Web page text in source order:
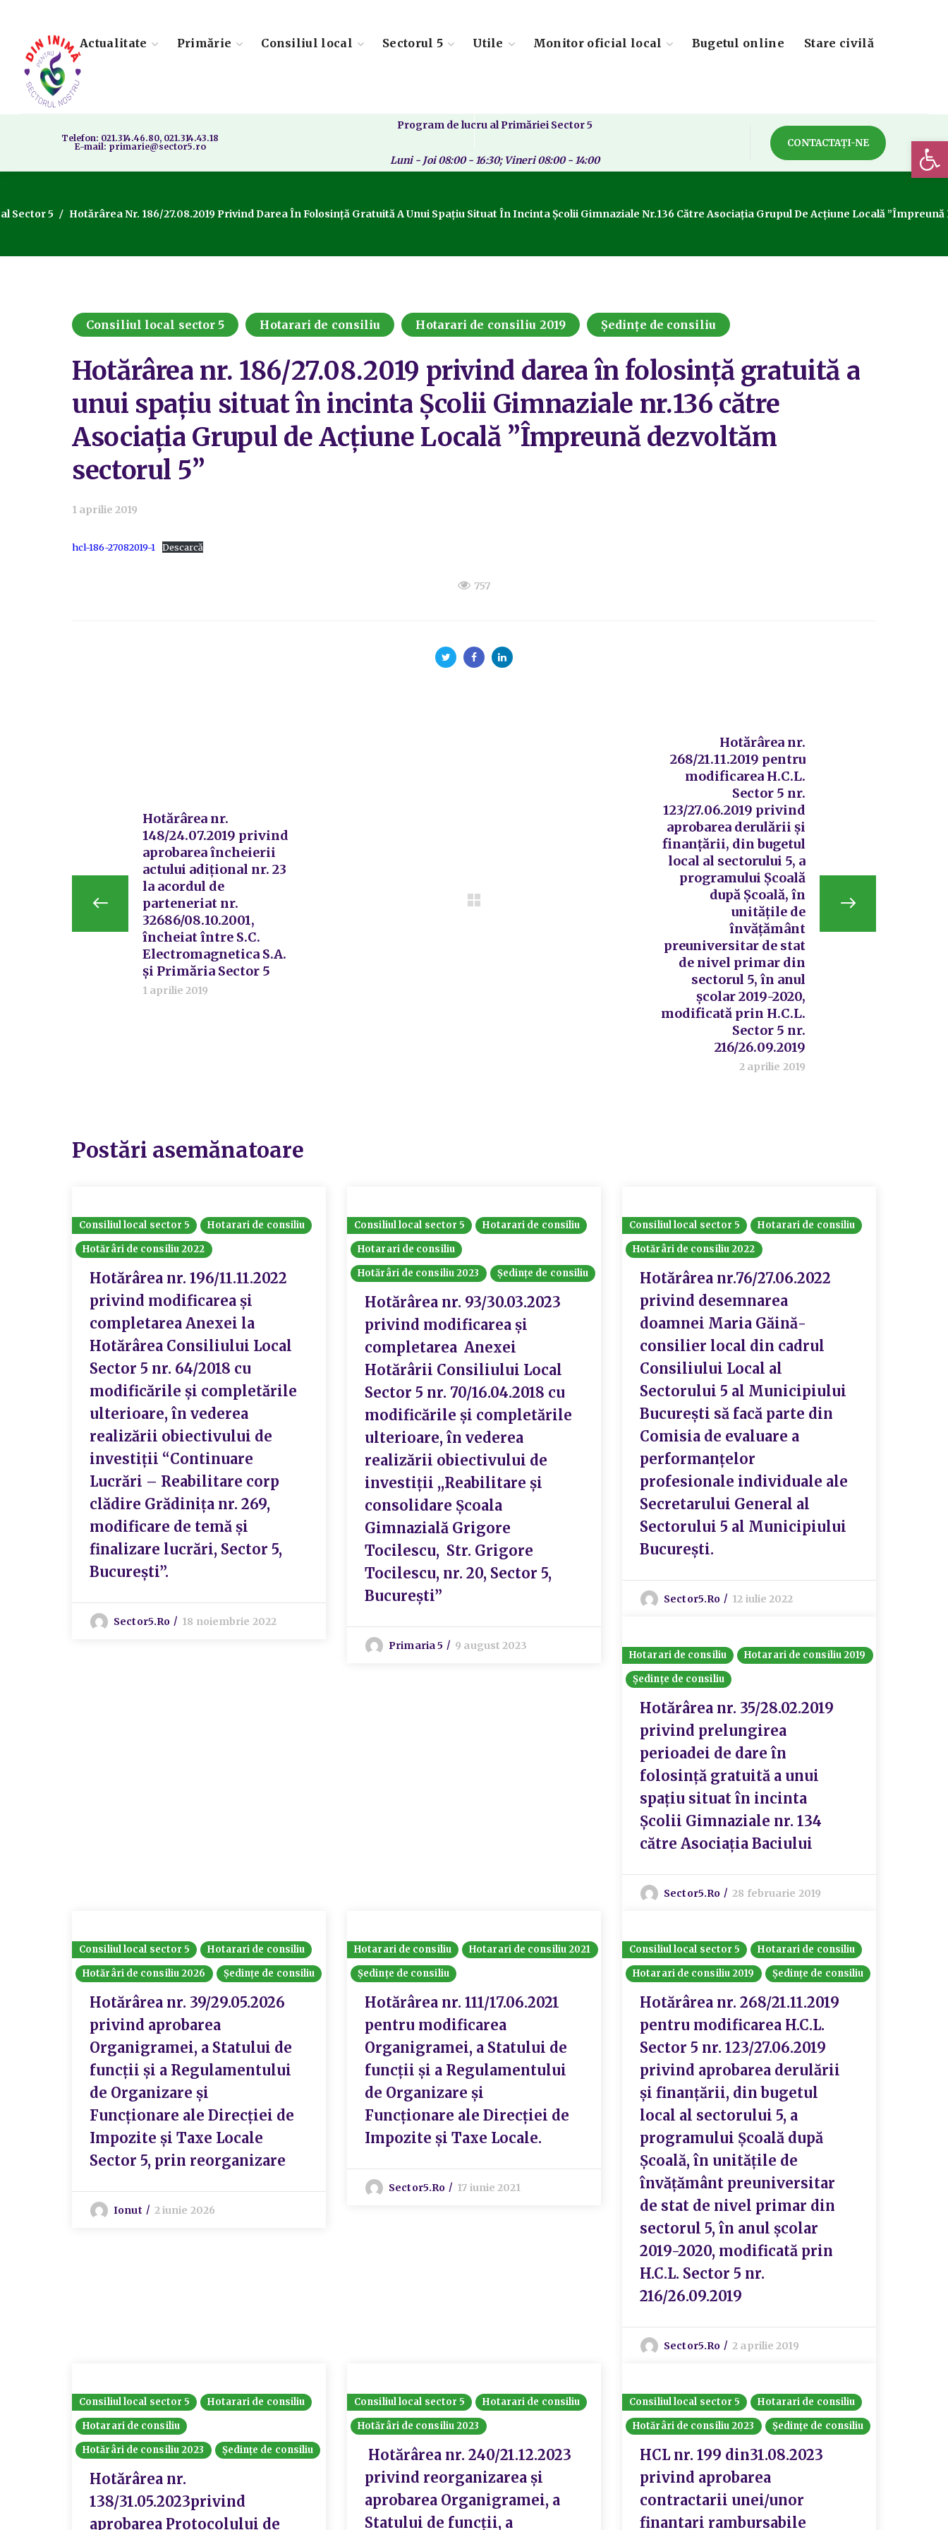
Actualitate Primărie Consiliul local Sectorul 5 Utile Monitor oficial local Bugetul online Stare civilă
Telefon: 021.314.46.80, 021.314.43.18
E-mail: primarie@sector5.ro
Program de lucru al Primăriei Sector 5
Luni - Joi 08:00 - 16:30; Vineri 08:00 - 14:00
CONTACTAȚI-NE
Sector 5 Hotărârea Nr. 186/27.08.2019 Privind Darea În Folosință Gratuită A Unui Spațiu Situat În Incinta Școlii Gimnaziale Nr.136 Către Asociația Grupul De Acțiune Locală ”Împreună
Consiliul local sector 5 Hotarari de consiliu Hotarari de consiliu 2019 Ședințe de consiliu
Hotărârea nr. 186/27.08.2019 privind darea în folosință gratuită a
unui spațiu situat în incinta Școlii Gimnaziale nr.136 către
Asociația Grupul de Acțiune Locală ”Împreună dezvoltăm
sectorul 5”
1 aprilie 2019
hcl-186-27082019-1 Descarcă
757
Hotărârea nr.
148/24.07.2019 privind
aprobarea încheierii
actului adiţional nr. 23
la acordul de
parteneriat nr.
32686/08.10.2001,
încheiat între S.C.
Electromagnetica S.A.
şi Primăria Sector 5
1 aprilie 2019
Hotărârea nr.
268/21.11.2019 pentru
modificarea H.C.L.
Sector 5 nr.
123/27.06.2019 privind
aprobarea derulării și
finanțării, din bugetul
local al sectorului 5, a
programului Școală
după Școală, în
unitățile de
învățământ
preuniversitar de stat
de nivel primar din
sectorul 5, în anul
școlar 2019-2020,
modificată prin H.C.L.
Sector 5 nr.
216/26.09.2019
2 aprilie 2019
Postări asemănatoare
Consiliul local sector 5
Hotarari de consiliu
Hotărâri de consiliu 2022
Hotărârea nr. 196/11.11.2022
privind modificarea și
completarea Anexei la
Hotărârea Consiliului Local
Sector 5 nr. 64/2018 cu
modificările și completările
ulterioare, în vederea
realizării obiectivului de
investiții “Continuare
Lucrări – Reabilitare corp
clădire Grădinița nr. 269,
modificare de temă și
finalizare lucrări, Sector 5,
București”.
Sector5.ro 18 noiembrie 2022
Consiliul local sector 5
Hotarari de consiliu
Hotarari de consiliu
Hotărâri de consiliu 2023
Ședințe de consiliu
Hotărârea nr. 93/30.03.2023
privind modificarea și
completarea Anexei
Hotărârii Consiliului Local
Sector 5 nr. 70/16.04.2018 cu
modificările și completările
ulterioare, în vederea
realizării obiectivului de
investiții ,,Reabilitare și
consolidare Școala
Gimnazială Grigore
Tocilescu, Str. Grigore
Tocilescu, nr. 20, Sector 5,
București”
Primaria 5 9 august 2023
Consiliul local sector 5
Hotarari de consiliu
Hotărâri de consiliu 2022
Hotărârea nr.76/27.06.2022
privind desemnarea
doamnei Maria Găină-
consilier local din cadrul
Consiliului Local al
Sectorului 5 al Municipiului
București să facă parte din
Comisia de evaluare a
performanțelor
profesionale individuale ale
Secretarului General al
Sectorului 5 al Municipiului
București.
Sector5.ro 12 iulie 2022
Hotarari de consiliu
Hotarari de consiliu 2019
Ședințe de consiliu
Hotărârea nr. 35/28.02.2019
privind prelungirea
perioadei de dare în
folosință gratuită a unui
spațiu situat în incinta
Școlii Gimnaziale nr. 134
către Asociația Baciului
Sector5.ro 28 februarie 2019
Consiliul local sector 5
Hotarari de consiliu
Hotărâri de consiliu 2026
Ședințe de consiliu
Hotărârea nr. 39/29.05.2026
privind aprobarea
Organigramei, a Statului de
funcții și a Regulamentului
de Organizare și
Funcționare ale Direcției de
Impozite și Taxe Locale
Sector 5, prin reorganizare
Ionut 2 iunie 2026
Hotarari de consiliu
Hotarari de consiliu 2021
Ședințe de consiliu
Hotărârea nr. 111/17.06.2021
pentru modificarea
Organigramei, a Statului de
funcții și a Regulamentului
de Organizare și
Funcționare ale Direcției de
Impozite și Taxe Locale.
Sector5.ro 17 iunie 2021
Consiliul local sector 5
Hotarari de consiliu
Hotarari de consiliu 2019
Ședințe de consiliu
Hotărârea nr. 268/21.11.2019
pentru modificarea H.C.L.
Sector 5 nr. 123/27.06.2019
privind aprobarea derulării
și finanțării, din bugetul
local al sectorului 5, a
programului Școală după
Școală, în unitățile de
învățământ preuniversitar
de stat de nivel primar din
sectorul 5, în anul școlar
2019-2020, modificată prin
H.C.L. Sector 5 nr.
216/26.09.2019
Sector5.ro 2 aprilie 2019
Consiliul local sector 5
Hotarari de consiliu
Hotarari de consiliu
Hotărâri de consiliu 2023
Ședințe de consiliu
Hotărârea nr.
138/31.05.2023privind
aprobarea Protocolului de
Consiliul local sector 5
Hotarari de consiliu
Hotărâri de consiliu 2023
Hotărârea nr. 240/21.12.2023
privind reorganizarea și
aprobarea Organigramei, a
Statului de funcții, a
Consiliul local sector 5
Hotarari de consiliu
Hotărâri de consiliu 2023
Ședințe de consiliu
HCL nr. 199 din31.08.2023
privind aprobarea
contractarii unei/unor
finantari rambursabile